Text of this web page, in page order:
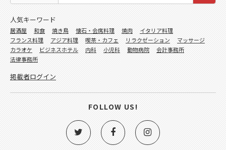
人気キーワード
居酒屋 和食 焼き鳥 懐石・会席料理 焼肉
イタリア料理
フランス料理
アジア料理 喫茶・カフェ リラクゼーション
マッサージ
カラオケ
ビジネスホテル 内科 小児科 動物病院
会計事務所
法律事務所
掲載者ログイン
FOLLOW US!